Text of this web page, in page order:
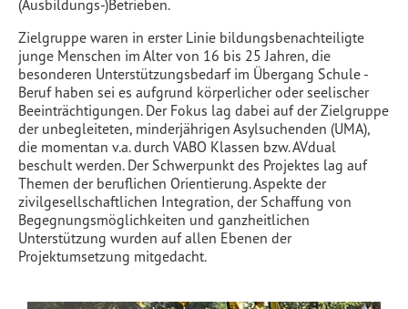
(Ausbildungs-)Betrieben.
Zielgruppe waren in erster Linie bildungsbenachteiligte
junge Menschen im Alter von 16 bis 25 Jahren, die
besonderen Unterstützungsbedarf im Übergang Schule -
Beruf haben sei es aufgrund körperlicher oder seelischer
Beeinträchtigungen. Der Fokus lag dabei auf der Zielgruppe
der unbegleiteten, minderjährigen Asylsuchenden (UMA),
die momentan v.a. durch VABO Klassen bzw. AVdual
beschult werden. Der Schwerpunkt des Projektes lag auf
Themen der beruflichen Orientierung. Aspekte der
zivilgesellschaftlichen Integration, der Schaffung von
Begegnungsmöglichkeiten und ganzheitlichen
Unterstützung wurden auf allen Ebenen der
Projektumsetzung mitgedacht.